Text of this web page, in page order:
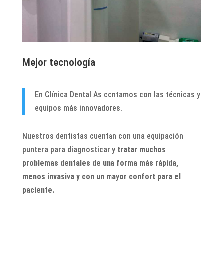
Mejor tecnología
En Clínica Dental As contamos con las técnicas y
equipos más innovadores.
Nuestros dentistas cuentan con una equipación
puntera para diagnosticar y tratar muchos
problemas dentales de una forma más rápida,
menos invasiva y con un mayor confort para el
paciente.